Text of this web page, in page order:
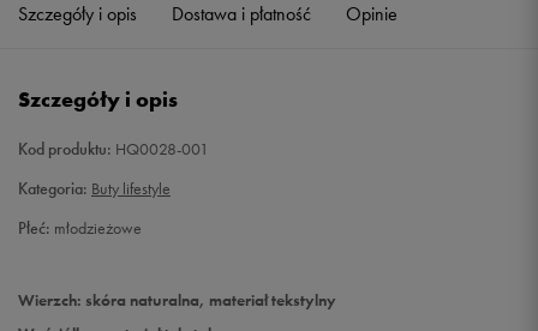
Szczegóły i opis Dostawa i płatność Opinie
Szczegóły i opis
Kod produktu: HQ0028-001
Kategoria: Buty lifestyle
Płeć: młodzieżowe
Wierzch: skóra naturalna, materiał tekstylny